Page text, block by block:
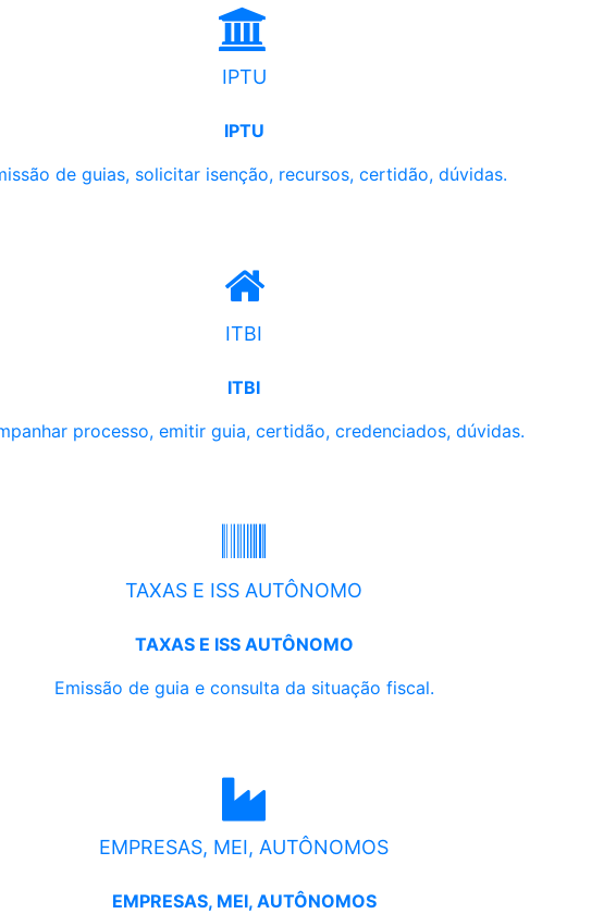
IPTU
IPTU
de guias, solicitar isenção, recursos, certidão, dúvidas.
ITBI
ITBI
processo, emitir guia, certidão, credenciados, dúvidas.
TAXAS E ISS AUTÔNOMO
TAXAS E ISS AUTÔNOMO
Emissão de guia e consulta da situação fiscal.
EMPRESAS, MEI, AUTÔNOMOS
EMPRESAS, MEI, AUTÔNOMOS